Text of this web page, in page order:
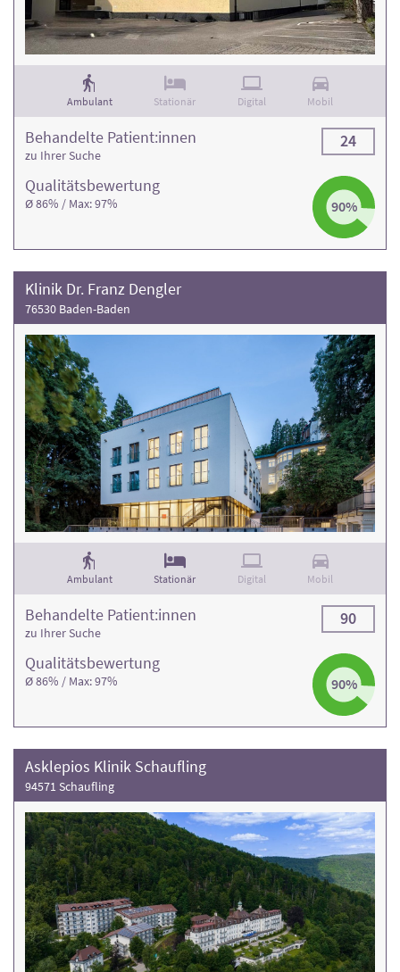
Ambulant Stationär Digital Mobil
Qualitäts­bewertung
Ø 86% / Max: 97% 90%
Behandelte Patient:innen
zu Ihrer Suche
24
Klinik Dr. Franz Dengler
76530 Baden-Baden
Ambulant Stationär Digital Mobil
Qualitäts­bewertung
Ø 86% / Max: 97% 90%
Behandelte Patient:innen
zu Ihrer Suche
90
Asklepios Klinik Schaufling
94571 Schaufling